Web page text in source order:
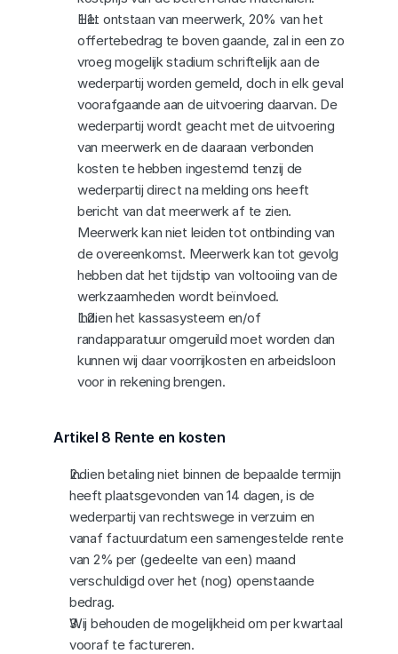
Het ontstaan van meerwerk, 20% van het
offertebedrag te boven gaande, zal in een zo
vroeg mogelijk stadium schriftelijk aan de
wederpartij worden gemeld, doch in elk geval
voorafgaande aan de uitvoering daarvan. De
wederpartij wordt geacht met de uitvoering
van meerwerk en de daaraan verbonden
kosten te hebben ingestemd tenzij de
wederpartij direct na melding ons heeft
bericht van dat meerwerk af te zien.
Meerwerk kan niet leiden tot ontbinding van
de overeenkomst. Meerwerk kan tot gevolg
hebben dat het tijdstip van voltooiing van de
werkzaamheden wordt beïnvloed.
Indien het kassasysteem en/of
randapparatuur omgeruild moet worden dan
kunnen wij daar voorrijkosten en arbeidsloon
voor in rekening brengen.
Artikel 8 Rente en kosten
Indien betaling niet binnen de bepaalde termijn
heeft plaatsgevonden van 14 dagen, is de
wederpartij van rechtswege in verzuim en
vanaf factuurdatum een samengestelde rente
van 2% per (gedeelte van een) maand
verschuldigd over het (nog) openstaande
bedrag.
Wij behouden de mogelijkheid om per kwartaal
vooraf te factureren.